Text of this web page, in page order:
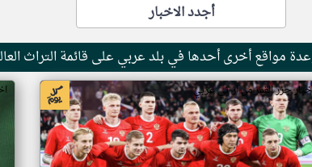
أجدد الاخبار
مواقع أخرى أحدها في بلد عربي على قائمة التراث
جزر القمر من ار تي عربي